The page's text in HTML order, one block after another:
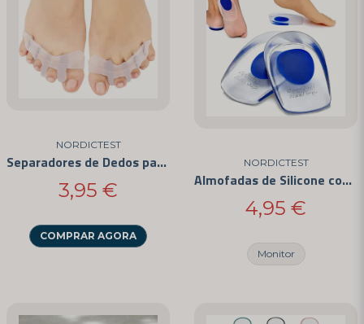
NORDICTEST
Separadores de Dedos para Hallux Valgus
3,95 €
COMPRAR AGORA
NORDICTEST
Almofadas de Silicone com Amortecimento
4,95 €
Monitor